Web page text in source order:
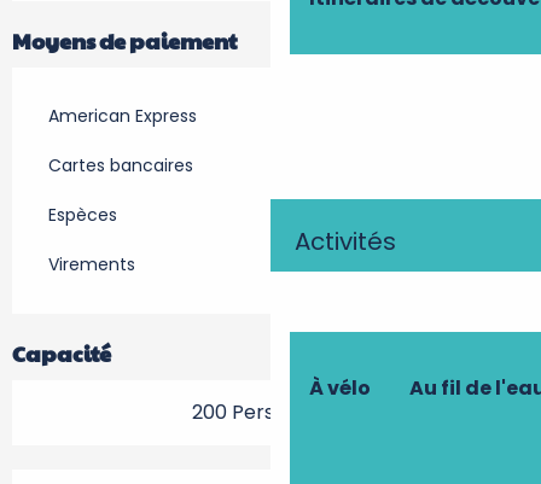
Activités
À vélo Au fil de
Moyens de paiement
American Express
Cartes bancaires
Espèces
Virements
Capacité
200 Personne(s)